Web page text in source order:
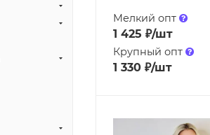
Мелкий опт
1 425 ₽/шт
Крупный опт
1 330 ₽/шт